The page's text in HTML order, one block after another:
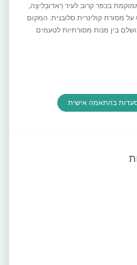
בכפר קרוב לעיר רָאדובְלִיצָה,
מסורת קולינרית סלובנית. המקום
בין מנות מסורתיות לטעמים
בהתאמה אישית